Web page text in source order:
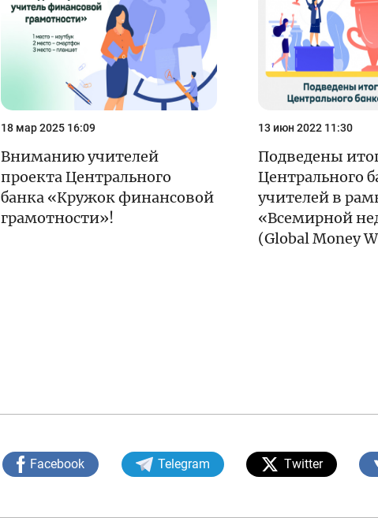
18 мар 2025 16:09
Вниманию учителей
проекта Центрального
банка «Кружок финансовой
грамотности»!
13 июн 2022 11:30
Подведены
Центрального
учителей в
«Всемирной
(Global Money
Facebook Telegram Twitter